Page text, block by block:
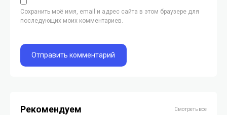
Сохранить моё имя, email и адрес сайта в этом браузере для
последующих моих комментариев.
Рекомендуем Смотреть все